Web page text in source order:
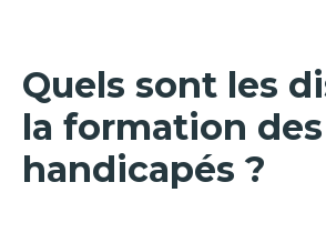
Quels sont les
la formation
handicapés ?